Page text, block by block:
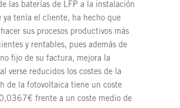
las baterías de LFP a la instalación
ya tenía el cliente, ha hecho que
sus procesos productivos más
y rentables, pues además de
fijo de su factura, mejora la
verse reducidos los costes de la
de la fotovoltaica tiene un coste
frente a un coste medio de